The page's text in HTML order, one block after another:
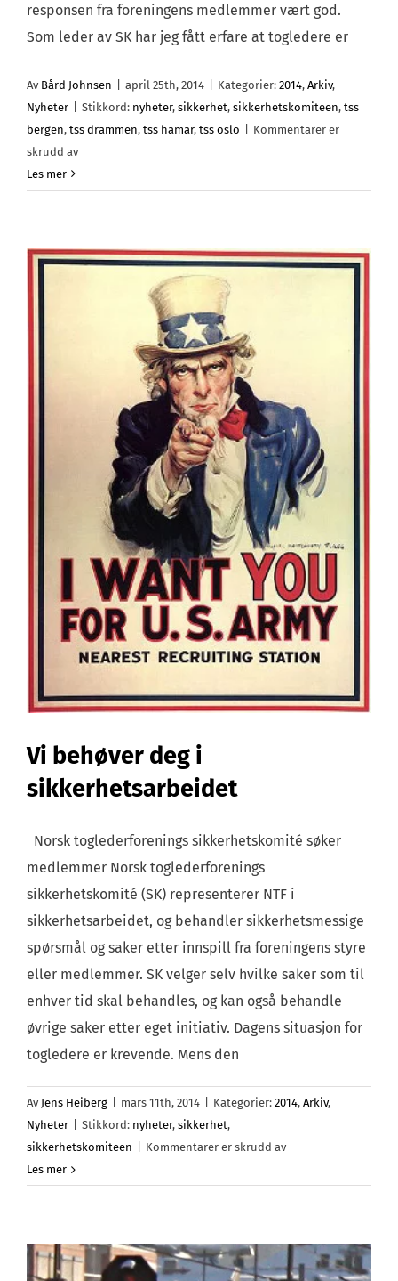
responsen fra foreningens medlemmer vært god.
Som leder av SK har jeg fått erfare at togledere er
Av Bård Johnsen april 25th, 2014 Kategorier: 2014, Arkiv,
Nyheter
Stikkord: nyheter, sikkerhet, sikkerhetskomiteen, tss
bergen, tss drammen, tss hamar, tss oslo
Kommentarer er
skrudd avfor
medlemmer
Les mer
Vi behøver deg i
sikkerhetsarbeidet
Norsk toglederforenings sikkerhetskomité søker
medlemmer Norsk toglederforenings
sikkerhetskomité (SK) representerer NTF i
sikkerhetsarbeidet, og behandler sikkerhetsmessige
spørsmål og saker etter innspill fra foreningens styre
eller medlemmer. SK velger selv hvilke saker som til
enhver tid skal behandles, og kan også behandle
øvrige saker etter eget initiativ. Dagens situasjon for
togledere er krevende. Mens den
Av Jens Heiberg mars 11th, 2014 Kategorier: 2014, Arkiv,
Nyheter
Stikkord: nyheter, sikkerhet,
sikkerhetskomiteen
Kommentarer er skrudd avfor
sikkerhetsarbeidet
Les mer